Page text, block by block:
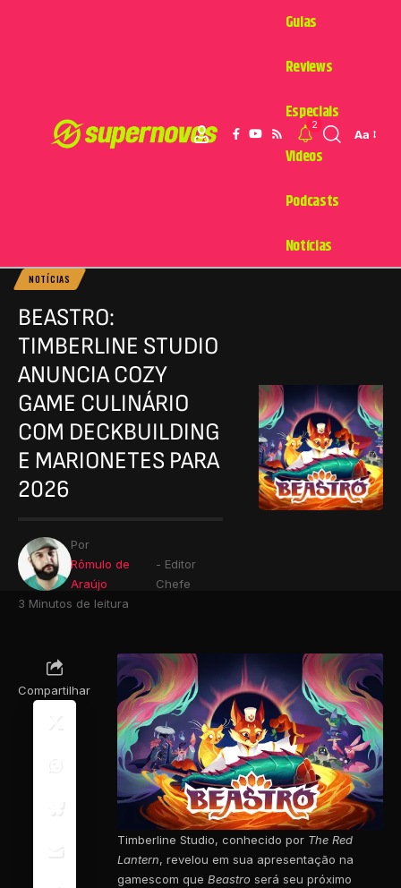
Guias
Reviews
Especiais
Videos
Podcasts
Notícias
2
Aa
NOTÍCIAS
BEASTRO:
TIMBERLINE STUDIO
ANUNCIA COZY
GAME CULINÁRIO
COM DECKBUILDING
E MARIONETES PARA
2026
Por
Rômulo de
Araújo
- Editor
Chefe
3 Minutos de leitura
Compartilhar
Timberline Studio, conhecido por The Red
Lantern, revelou em sua apresentação na
gamescom que Beastro será seu próximo